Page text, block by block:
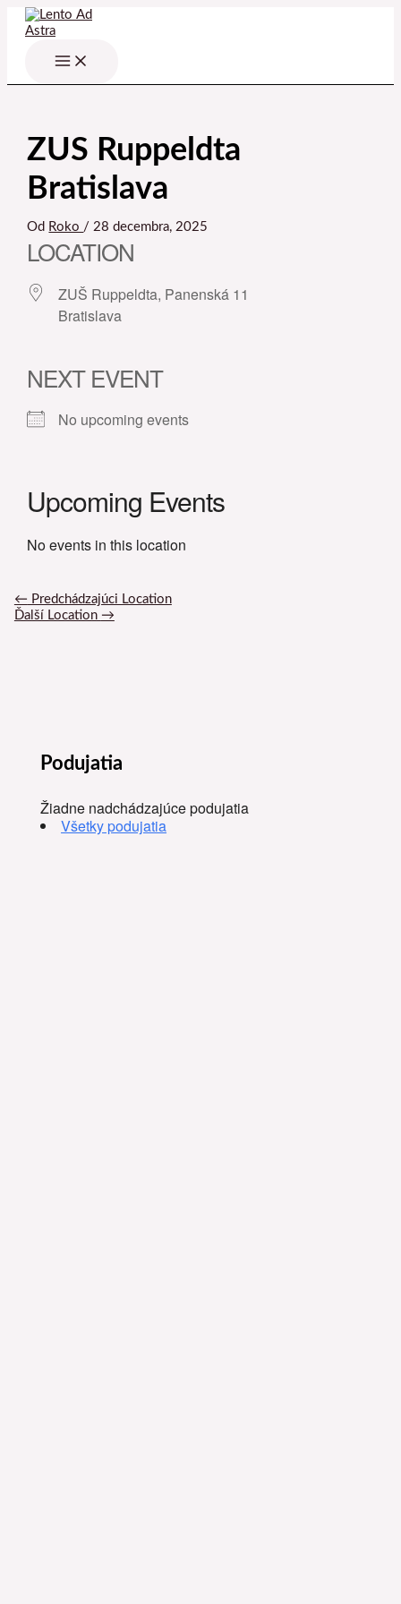
Preskočiť
ZUS Ruppeldta
Bratislava
Od Roko /28 decembra, 2025
LOCATION
ZUŠ Ruppeldta, Panenská 11
Bratislava
NEXT EVENT
No upcoming events
Upcoming Events
No events in this location
← Predchádzajúci Location
Ďalší Location →
Podujatia
Žiadne nadchádzajúce podujatia
Všetky podujatia